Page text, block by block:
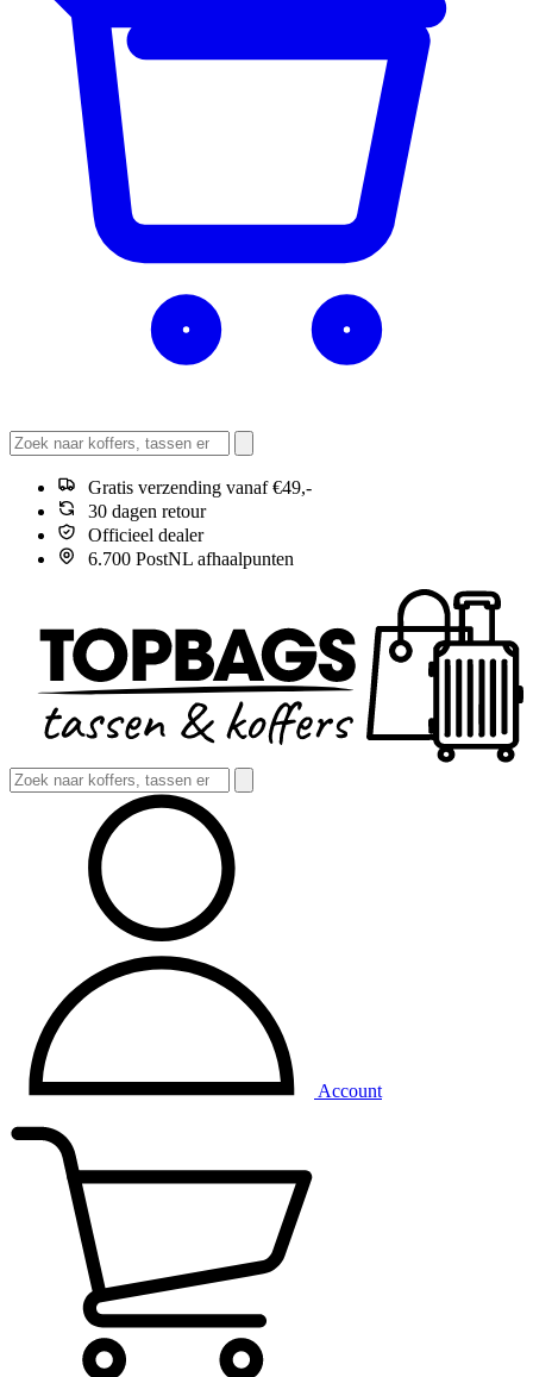
Gratis verzending vanaf €49,-
30 dagen retour
Officieel dealer
6.700 PostNL afhaalpunten
Account